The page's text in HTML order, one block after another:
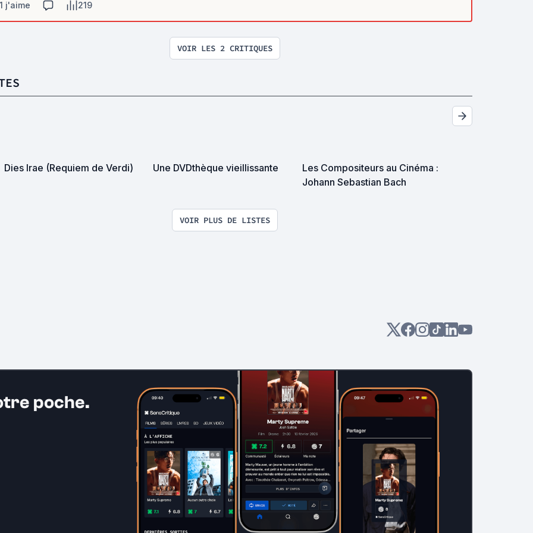
1 j'aime 219
VOIR LES 2 CRITIQUES
Dies Irae (Requiem de Verdi) Une DVDthèque vieillissante
Les Compositeurs au Cinéma :
Johann Sebastian Bach
VOIR PLUS DE LISTES
poche.